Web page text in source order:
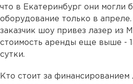
что в Екатеринбург они могли
оборудование только в
заказчик шоу привез лазер из
стоимость аренды еще выше -
сутки.
Кто стоит за финансированием